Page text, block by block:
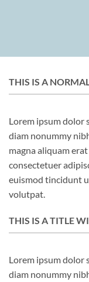
THIS IS A
Lorem ipsum dolor
diam nonummy
magna aliquam
consectetuer
euismod tincidunt
volutpat.
THIS IS A TITLE
Lorem ipsum dolor
diam nonummy